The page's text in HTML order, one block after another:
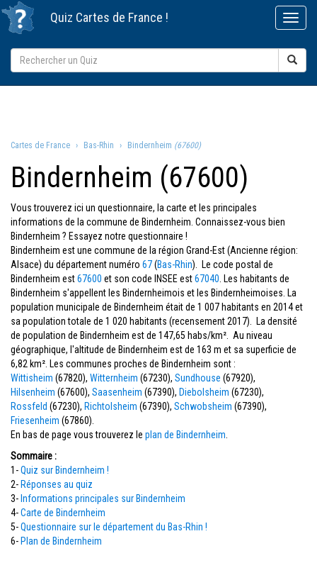
Quiz Cartes de France !
Cartes de France Bas-Rhin Bindernheim (67600)
Bindernheim (67600)
Vous trouverez ici un questionnaire, la carte et les principales
informations de la commune de Bindernheim. Connaissez-vous bien
Bindernheim ? Essayez notre questionnaire !
Bindernheim est une commune de la région Grand-Est (Ancienne région:
Alsace) du département numéro 67(Bas-Rhin). Le code postal de
Bindernheim est67600 et son code INSEE est67040 . Les habitants de
Bindernheim s'appellent les Bindernheimois et les Bindernheimoises. La
population municipale de Bindernheim était de 1 007 habitants en 2014 et
sa population totale de 1 020 habitants (recensement 2017). La densité
de population de Bindernheim est de 147,65 habs/km². Au niveau
géographique, l'altitude de Bindernheim est de 163 m et sa superficie de
6,82 km². Les communes proches de Bindernheim sont :
Wittisheim (67820), Witternheim (67230), Sundhouse (67920),
Hilsenheim (67600), Saasenheim (67390), Diebolsheim (67230),
Rossfeld (67230), Richtolsheim (67390), Schwobsheim (67390),
Friesenheim (67860).
En bas de page vous trouverez le plan de Bindernheim
Sommaire :
1-Quiz sur Bindernheim !
2- Réponses au quiz
3- Informations principales sur Bindernheim
4-Carte de Bindernheim
5-Questionnaire sur le département du Bas-Rhin !
6- Plan de Bindernheim